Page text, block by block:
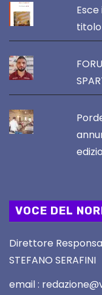
VOCE DEL
Direttore
STEFANO SERAFINI
email :